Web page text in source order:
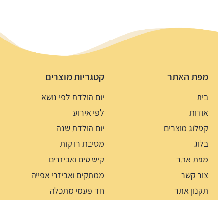
מפת האתר
בית
אודות
קטלוג מוצרים
בלוג
מפת אתר
צור קשר
תקנון אתר
קטגריות מוצרים
יום הולדת לפי נושא
לפי אירוע
יום הולדת שנה
מסיבת רווקות
קישוטים ואביזרים
ממתקים ואביזרי אפייה
חד פעמי מתכלה